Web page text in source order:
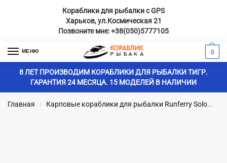
Кораблики для рыбалки с GPS
Харьков, ул.Космическая 21
Позвоните мне:+38(050)5777105
МЕНЮ 0
8 ЛЕТ ПРОИЗВОДИМ КОРАБЛИКИ ДЛЯ РЫБАЛКИ ТИГР.
ГАРАНТИЯ 24 МЕСЯЦА. 15 МОДЕЛЕЙ В НАЛИЧИИ
Главная / Карповые кораблики для рыбалки Runferry Solo